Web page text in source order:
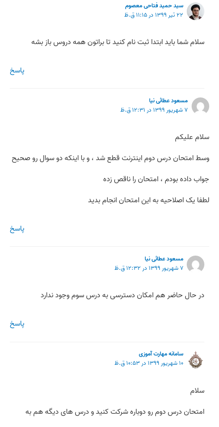
سید حمید فتاحی معصوم
۲۲ تیر ۱۳۹۹ در ۱۱:۱۵ ق.ظ
سلام شما باید ابتدا ثبت نام کنید تا براتون همه دروس باز بشه
پاسخ
مسعود عطائی نیا
۷ شهریور ۱۳۹۹ در ۱۲:۳۱ ق.ظ
سلام علیکم
وسط امتحان درس دوم اینترنت قطع شد ، و با اینکه دو سوال رو صحیح
جواب داده بودم ، امتحان را ناقص زده
لطفا یک اصلاحیه به این امتحان انجام بدید
پاسخ
مسعود عطائی نیا
۷ شهریور ۱۳۹۹ در ۱۲:۳۲ ق.ظ
در حال حاضر هم امکان دسترسی به درس سوم وجود ندارد
پاسخ
سامانه مهارت آموزی
۱۰ شهریور ۱۳۹۹ در ۱۰:۵۳ ق.ظ
سلام
امتحان درس دوم رو دوباره شرکت کنید و درس های دیگه هم به